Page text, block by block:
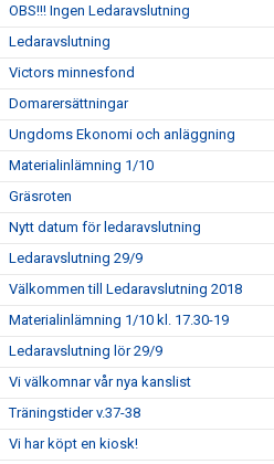
OBS!!! Ingen Ledaravslutning
Ledaravslutning
Victors minnesfond
Domarersättningar
Ungdoms Ekonomi och anläggning
Materialinlämning 1/10
Gräsroten
Nytt datum för ledaravslutning
Ledaravslutning 29/9
Välkommen till Ledaravslutning 2018
Materialinlämning 1/10 kl. 17.30-19
Ledaravslutning lör 29/9
Vi välkomnar vår nya kanslist
Träningstider v.37-38
Vi har köpt en kiosk!